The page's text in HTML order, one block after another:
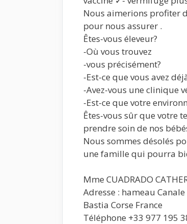
Nous aimerions profiter
pour nous assurer .
Êtes-vous éleveur?
-Où vous trouvez
-vous précisément?
-Est-ce que vous avez
-Avez-vous une clinique
-Est-ce que votre
Êtes-vous sûr que votre
prendre soin de nos
Nous sommes désolés
une famille qui pourra
Mme CUADRADO
Adresse : hameau
Bastia Corse France
Téléphone +33 977 195